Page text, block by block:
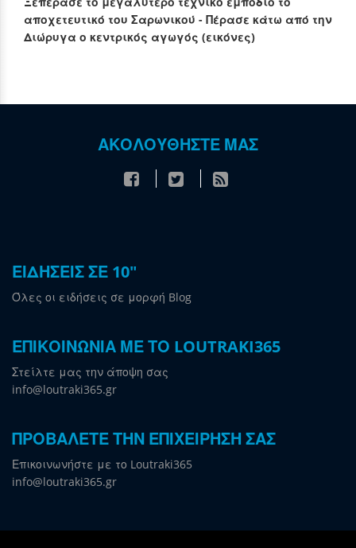
αποχετευτικό του Σαρωνικού - Πέρασε κάτω από την
Διώρυγα ο κεντρικός αγωγός (εικόνες)
ΑΚΟΛΟΥΘΗΣΤΕ ΜΑΣ
ΕΙΔΗΣΕΙΣ ΣΕ 10"
Όλες οι ειδήσεις σε μορφή Blog
ΕΠΙΚΟΙΝΩΝΙΑ ΜΕ ΤΟ LOUTRAKI365
Στείλτε μας την άποψη σας
info@loutraki365.gr
ΠΡΟΒΑΛΕΤΕ ΤΗΝ ΕΠΙΧΕΙΡΗΣΗ ΣΑΣ
Επικοινωνήστε με το Loutraki365
info@loutraki365.gr